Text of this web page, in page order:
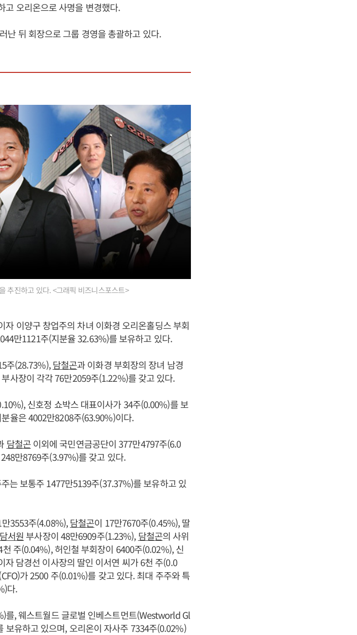
고 오리온으로 사명을 변경했다.
난 뒤 회장으로 그룹 경영을 총괄하고 있다.
추진하고 있다. <그래픽 비즈니스포스트>
자 이양구 창업주의 차녀 이화경 오리온홀딩스 부회
만1121주(지분율 32.63%)를 보유하고 있다.
주(28.73%),담철곤과 이화경 부회장의 장녀 남경
사장이 각각 76만2059주(1.22%)를 갖고 있다.
신호정 쇼박스 대표이사가 34주(0.00%)를 보
율은 4002만8208주(63.90%)이다.
담철곤이외에 국민연금공단이 377만4797주(6.0
만8769주(3.97%)를 갖고 있다.
는 보통주 1477만5139주(37.37%)를 보유하고 있
3553주(4.08%),담철곤이 17만7670주(0.45%), 딸
담서원부사장이 48만6909주(1.23%), 담철곤의 사위
주(0.04%), 허인철 부회장이 6400주(0.02%), 신
자 담경선 이사장의 딸인 이서연 씨가 6천 주(0.0
가 2500 주(0.01%)를 갖고 있다. 최대 주주와 특
다.
를, 웨스트월드 글로벌 인베스트먼트(Westworld Gl
유하고 있으며, 오리온이 자사주 7334주(0.02%)